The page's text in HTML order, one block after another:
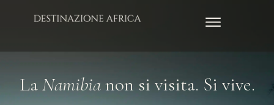
LaNamibianon si visita. Si vive.